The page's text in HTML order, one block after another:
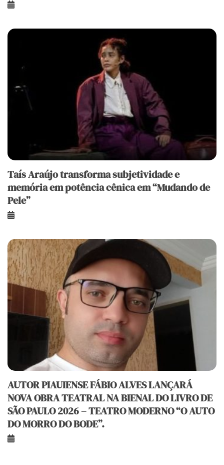
Taís Araújo transforma subjetividade e
memória em potência cênica em “Mudando de
Pele”
AUTOR PIAUIENSE FÁBIO ALVES LANÇARÁ
NOVA OBRA TEATRAL NA BIENAL DO LIVRO DE
SÃO PAULO 2026 – TEATRO MODERNO “O AUTO
DO MORRO DO BODE”.